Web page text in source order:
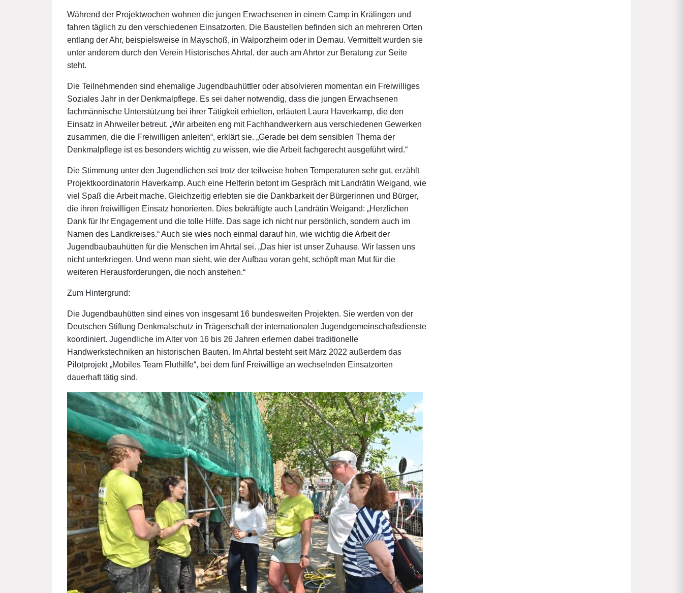
Während der Projektwochen wohnen die jungen Erwachsenen in einem Camp in Krälingen und
fahren täglich zu den verschiedenen Einsatzorten. Die Baustellen befinden sich an mehreren Orten
entlang der Ahr, beispielsweise in Mayschoß, in Walporzheim oder in Dernau. Vermittelt wurden sie
unter anderem durch den Verein Historisches Ahrtal, der auch am Ahrtor zur Beratung zur Seite
steht.
Die Teilnehmenden sind ehemalige Jugendbauhüttler oder absolvieren momentan ein Freiwilliges
Soziales Jahr in der Denkmalpflege. Es sei daher notwendig, dass die jungen Erwachsenen
fachmännische Unterstützung bei ihrer Tätigkeit erhielten, erläutert Laura Haverkamp, die den
Einsatz in Ahrweiler betreut. „Wir arbeiten eng mit Fachhandwerkern aus verschiedenen Gewerken
zusammen, die die Freiwilligen anleiten“, erklärt sie. „Gerade bei dem sensiblen Thema der
Denkmalpflege ist es besonders wichtig zu wissen, wie die Arbeit fachgerecht ausgeführt wird.“
Die Stimmung unter den Jugendlichen sei trotz der teilweise hohen Temperaturen sehr gut, erzählt
Projektkoordinatorin Haverkamp. Auch eine Helferin betont im Gespräch mit Landrätin Weigand, wie
viel Spaß die Arbeit mache. Gleichzeitig erlebten sie die Dankbarkeit der Bürgerinnen und Bürger,
die ihren freiwilligen Einsatz honorierten. Dies bekräftigte auch Landrätin Weigand: „Herzlichen
Dank für Ihr Engagement und die tolle Hilfe. Das sage ich nicht nur persönlich, sondern auch im
Namen des Landkreises.“ Auch sie wies noch einmal darauf hin, wie wichtig die Arbeit der
Jugendbaubauhütten für die Menschen im Ahrtal sei. „Das hier ist unser Zuhause. Wir lassen uns
nicht unterkriegen. Und wenn man sieht, wie der Aufbau voran geht, schöpft man Mut für die
weiteren Herausforderungen, die noch anstehen.“
Zum Hintergrund:
Die Jugendbauhütten sind eines von insgesamt 16 bundesweiten Projekten. Sie werden von der
Deutschen Stiftung Denkmalschutz in Trägerschaft der internationalen Jugendgemeinschaftsdienste
koordiniert. Jugendliche im Alter von 16 bis 26 Jahren erlernen dabei traditionelle
Handwerkstechniken an historischen Bauten. Im Ahrtal besteht seit März 2022 außerdem das
Pilotprojekt „Mobiles Team Fluthilfe“, bei dem fünf Freiwillige an wechselnden Einsatzorten
dauerhaft tätig sind.